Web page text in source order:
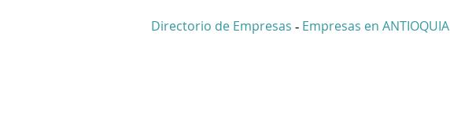
Directorio de Empresas - Empresas en ANTIOQUIA